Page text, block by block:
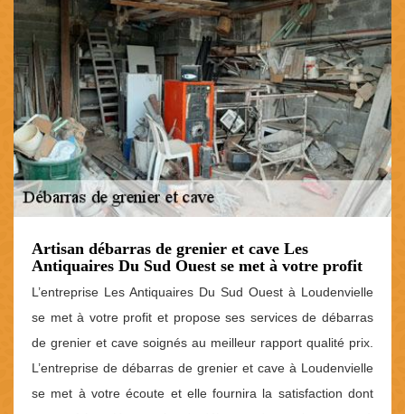
Artisan débarras de grenier et cave Les
Antiquaires Du Sud Ouest se met à votre profit
L’entreprise Les Antiquaires Du Sud Ouest à Loudenvielle
se met à votre profit et propose ses services de débarras
de grenier et cave soignés au meilleur rapport qualité prix.
L’entreprise de débarras de grenier et cave à Loudenvielle
se met à votre écoute et elle fournira la satisfaction dont